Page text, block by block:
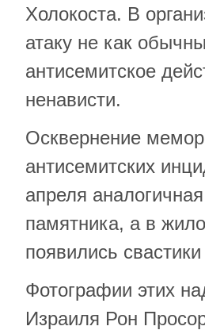
Холокоста. В
атаку не как
антисемитское
ненависти.
Осквернение
антисемитских
апреля
памятника, а в
появились
Фотографии этих
Израиля Рон